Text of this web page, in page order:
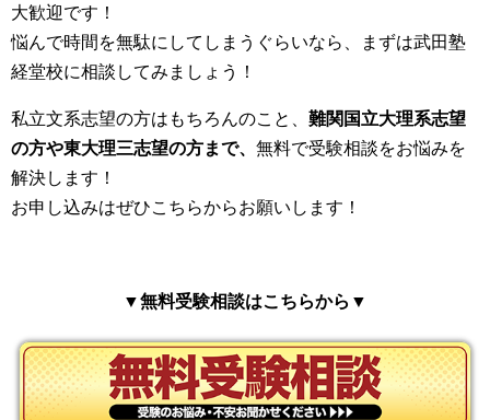
大歓迎です！
悩んで時間を無駄にしてしまうぐらいなら、まずは武田塾
経堂校に相談してみましょう！
私立文系志望の方はもちろんのこと、 難関国立大理系志望
の方や東大理三志望の方まで、 無料で受験相談をお悩みを
解決します！
お申し込みはぜひこちらからお願いします！
▼無料受験相談はこちらから▼